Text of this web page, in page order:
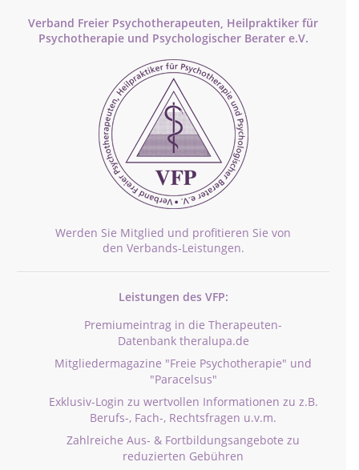
Verband Freier Psychotherapeuten, Heilpraktiker für
Psychotherapie und Psychologischer Berater e.V.
Werden Sie Mitglied und profitieren Sie von
den Verbands-Leistungen.
Leistungen des VFP:
Premiumeintrag in die Therapeuten-
Datenbank theralupa.de
Mitgliedermagazine "Freie Psychotherapie" und
"Paracelsus"
Exklusiv-Login zu wertvollen Informationen zu z.B.
Berufs-, Fach-, Rechtsfragen u.v.m.
Zahlreiche Aus- & Fortbildungsangebote zu
reduzierten Gebühren